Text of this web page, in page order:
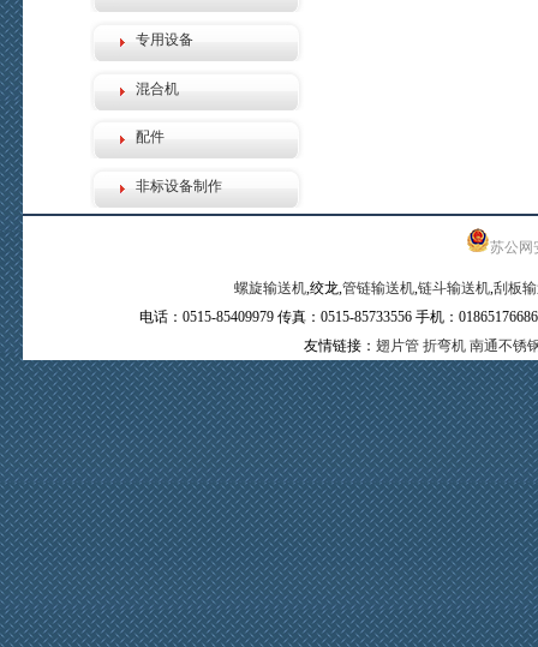
专用设备
混合机
配件
非标设备制作
苏公网
螺旋输送机,绞龙,管链输送机,链斗输送机,刮板
电话：0515-85409979 传真：0515-85733556 手机：
友情链接： 翅片管 折弯机 南通不锈